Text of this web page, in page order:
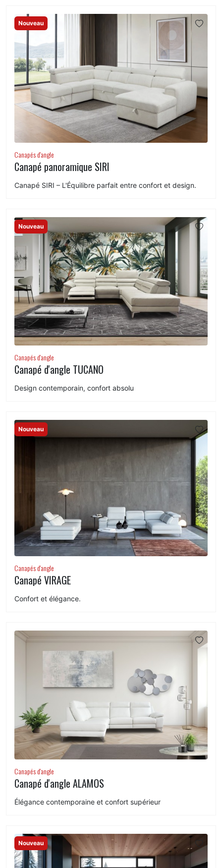
Nouveau
Canapés d'angle
Canapé panoramique SIRI
Canapé SIRI – L'Équilibre parfait entre confort et design.
Nouveau
Canapés d'angle
Canapé d'angle TUCANO
Design contemporain, confort absolu
Nouveau
Canapés d'angle
Canapé VIRAGE
Confort et élégance.
Canapés d'angle
Canapé d'angle ALAMOS
Élégance contemporaine et confort supérieur
Nouveau